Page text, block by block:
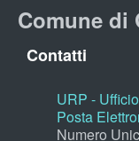
Comune di
Contatti
URP -
Posta
Numero